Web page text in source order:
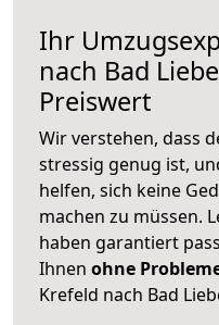
Ihr
nach Bad
Preiswert
Wir verstehen, dass
stressig genug ist,
helfen, sich keine
machen zu müssen.
haben garantiert
Ihnen ohne
Krefeld nach Bad